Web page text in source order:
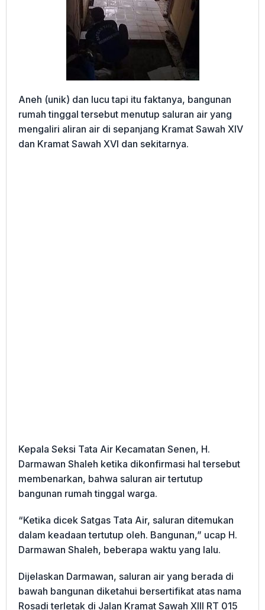
Aneh (unik) dan lucu tapi itu faktanya, bangunan
rumah tinggal tersebut menutup saluran air yang
mengaliri aliran air di sepanjang Kramat Sawah XIV
dan Kramat Sawah XVI dan sekitarnya.
Kepala Seksi Tata Air Kecamatan Senen, H.
Darmawan Shaleh ketika dikonfirmasi hal tersebut
membenarkan, bahwa saluran air tertutup
bangunan rumah tinggal warga.
“Ketika dicek Satgas Tata Air, saluran ditemukan
dalam keadaan tertutup oleh. Bangunan,” ucap H.
Darmawan Shaleh, beberapa waktu yang lalu.
Dijelaskan Darmawan, saluran air yang berada di
bawah bangunan diketahui bersertifikat atas nama
Rosadi terletak di Jalan Kramat Sawah XIII RT 015